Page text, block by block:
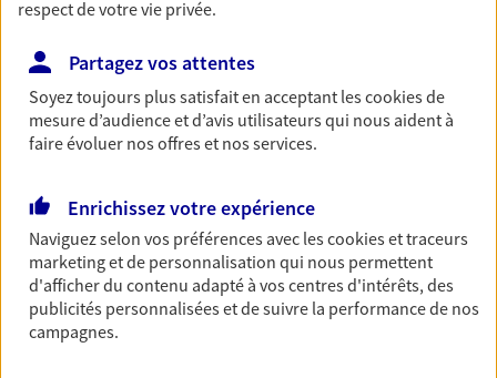
Épargne
Réalisez vos projets grâce à votre épargne : achat
immobilier, études des enfants ou voyage autour
du monde… Épargnez à votre rythme et
simplement, selon votre profil.
Préparez sereinement ce nouveau chapitre de
votre vie avec les conseils d'un expert. Découvrez
notre solution PER (Plan Epargne Retraite)
spécialement conçue pour la retraite.
respect de votre vie privée.
Partagez vos attentes
Soyez toujours plus satisfait en acceptant lescookiesde
mesure d’audience et d’avis utilisateurs qui nous aident à
faire évoluer nos offres et nos services.
Enrichissez votre expérience
Naviguez selon vos préférences avec lescookies et traceurs
marketing et de personnalisation qui nous permettent
d'afficher du contenu adapté à vos centres d'intérêts, des
publicités personnalisées et de suivre la performance de nos
campagnes.